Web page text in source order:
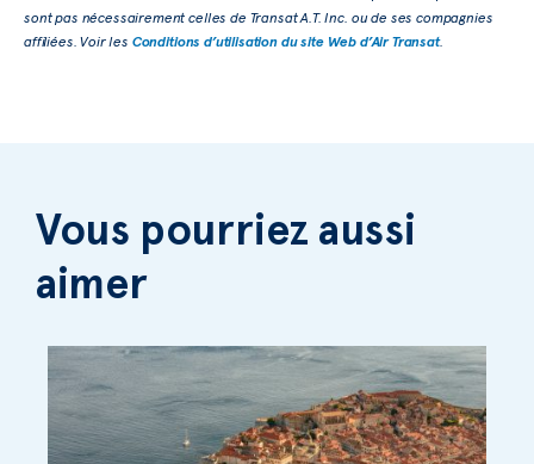
sont pas nécessairement celles de Transat A.T. Inc. ou de ses compagnies
affiliées. Voir les Conditions d’utilisation du site Web d’Air Transat.
Vous pourriez aussi
aimer